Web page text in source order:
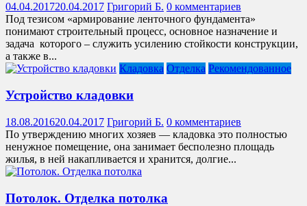
04.04.201720.04.2017 Григорий Б. 0 комментариев
Под тезисом «армирование ленточного фундамента»
понимают строительный процесс, основное назначение и
задача которого – служить усилению стойкости конструкции,
а также в...
Кладовка Отделка Рекомендованное
Устройство кладовки
18.08.201620.04.2017 Григорий Б. 0 комментариев
По утверждению многих хозяев — кладовка это полностью
ненужное помещение, она занимает бесполезно площадь
жилья, в ней накапливается и хранится, долгие...
Потолок. Отделка потолка